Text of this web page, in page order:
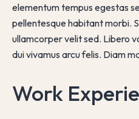
elementum tempus egestas
pellentesque habitant morbi.
ullamcorper velit sed. Libero
dui vivamus arcu felis. Diam
Work